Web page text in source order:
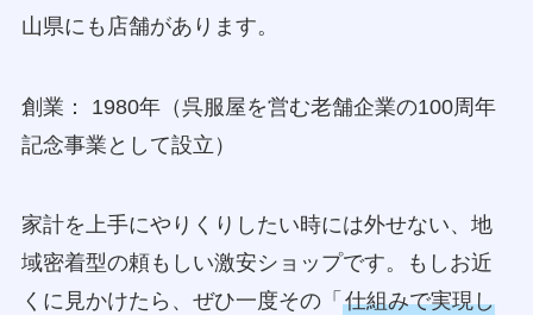
山県にも店舗があります。
創業： 1980年（呉服屋を営む老舗企業の100周年
記念事業として設立）
家計を上手にやりくりしたい時には外せない、地
域密着型の頼もしい激安ショップです。もしお近
くに見かけたら、ぜひ一度その「 仕組みで実現し